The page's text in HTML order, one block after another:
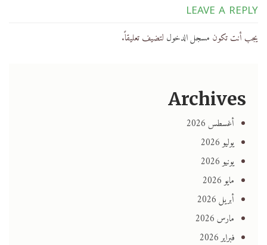
LEAVE A REPLY
يجب أنت تكون مسجل الدخول لتضيف تعليقاً.
Archives
أغسطس 2026
يوليو 2026
يونيو 2026
مايو 2026
أبريل 2026
مارس 2026
فبراير 2026